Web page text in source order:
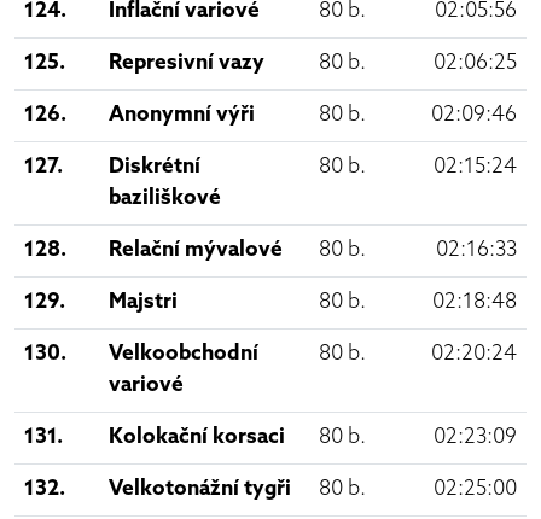
124. Inflační variové 80 b. 02:05:56
125. Represivní vazy 80 b. 02:06:25
126. Anonymní výři 80 b. 02:09:46
127.
Diskrétní
baziliškové
80 b. 02:15:24
128. Relační mývalové 80 b. 02:16:33
129. Majstri 80 b. 02:18:48
130.
Velkoobchodní
variové
80 b. 02:20:24
131. Kolokační korsaci 80 b. 02:23:09
132. Velkotonážní tygři 80 b. 02:25:00